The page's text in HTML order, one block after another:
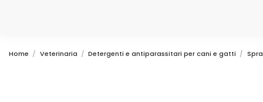
Home Veterinaria Detergenti e antiparassitari per cani e gatti